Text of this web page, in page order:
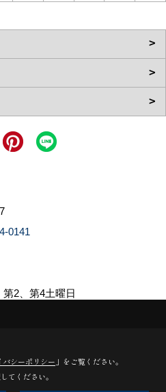
0141
2、第4土曜日
. All Rights Reserved.
バシーポリシー 」をご覧ください。
てください。